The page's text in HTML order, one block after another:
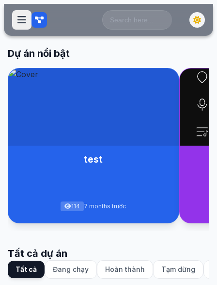
Search
for:
Dự án nổi bật
test
114 7 months trước
Tất cả dự án
Tất cả Đang chạy Hoàn thành Tạm dừng